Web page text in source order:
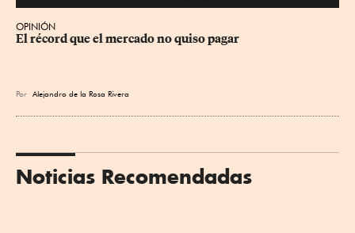
OPINIÓN
El récord que el mercado no quiso pagar
Por Alejandro de la Rosa Rivera
Noticias Recomendadas